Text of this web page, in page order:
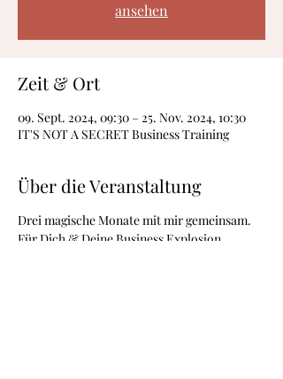
ansehen
Zeit & Ort
09. Sept. 2024, 09:30 – 25. Nov. 2024, 10:30
IT'S NOT A SECRET Business Training
Über die Veranstaltung
Drei magische Monate mit mir gemeinsam.
Für Dich & Deine Business Explosion.